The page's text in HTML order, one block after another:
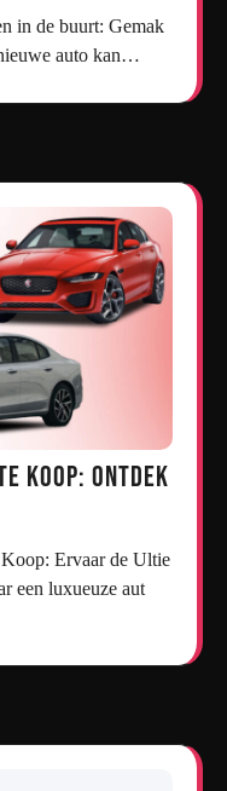
auto kan…
Koop: Ontdek
een luxueuze aut